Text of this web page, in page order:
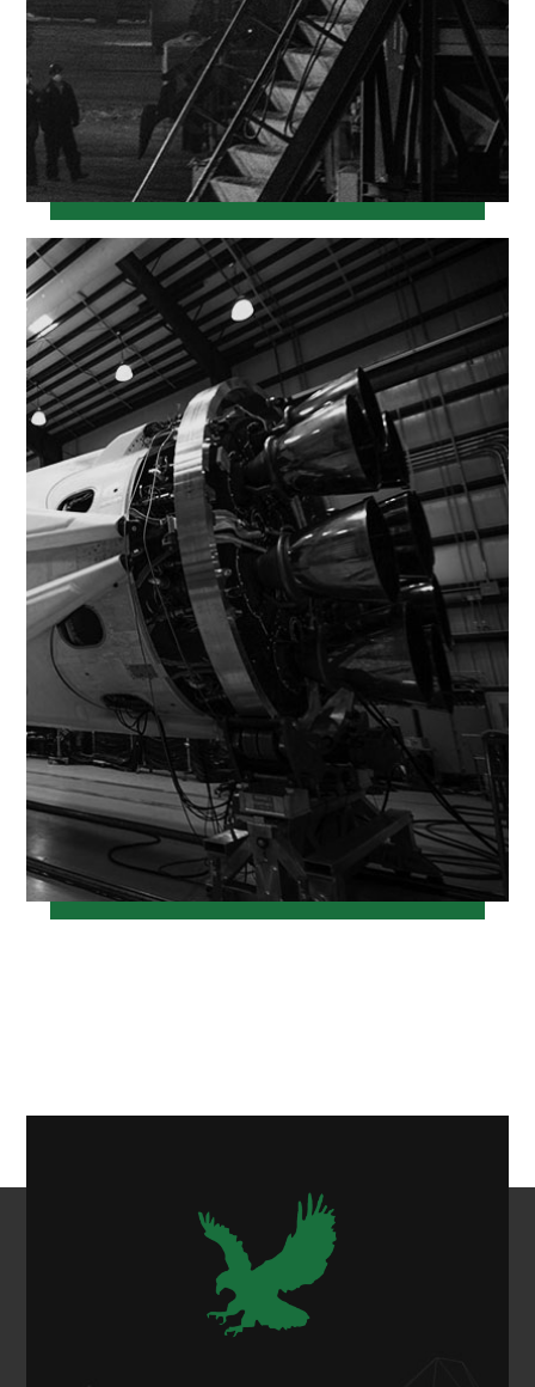
خرداد ۱۲, ۱۳۹۷
خرداد ۱۲, ۱۳۹۷